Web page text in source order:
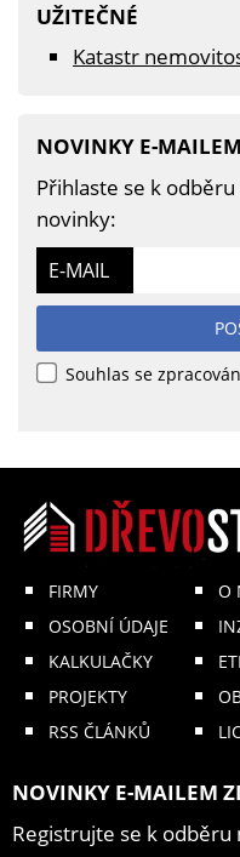
UŽITEČNÉ
Katastr
NOVINKY E-
Přihlaste se k
novinky:
E-MAIL
Souhlas se
FIRMY
OSOBNÍ ÚDAJE
KALKULAČKY
PROJEKTY
RSS ČLÁNKŮ
O
NOVINKY E-MAILEM
Registrujte se k odběru